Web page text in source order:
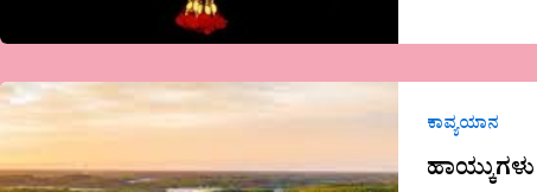
ಕಾವ್ಯಯಾನ
ಹಾಯ್ಕುಗಳು